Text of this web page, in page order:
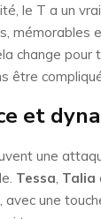
le T a un
mémorables
change pour
être
et
une
Tessa Talia
une